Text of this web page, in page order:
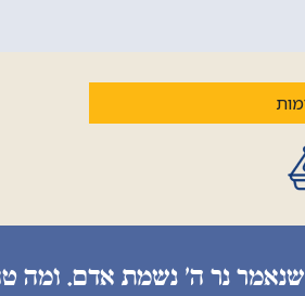
שנאמר נר ה׳ נשמת אדם. ומה